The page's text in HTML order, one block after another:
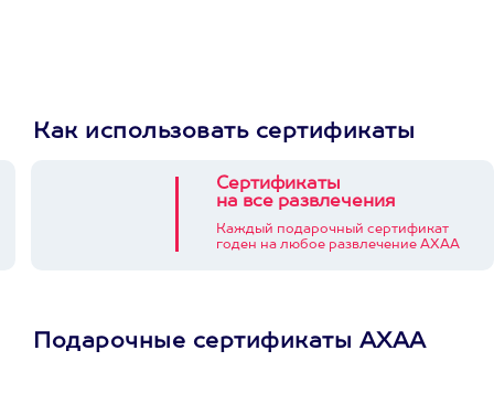
Как использовать сертификаты
Сертификаты
на все развлечения
Каждый подарочный сертификат
годен на любое развлечение АХАА
Подарочные сертификаты АХАА